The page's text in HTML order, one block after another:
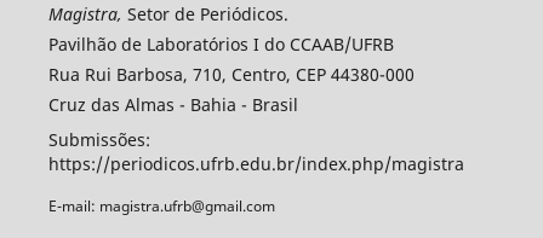
Magistra, Setor de Periódicos.
Pavilhão de Laboratórios I do CCAAB/UFRB
Rua Rui Barbosa, 710, Centro, CEP 44380-000
Cruz das Almas - Bahia - Brasil
Submissões:
https://periodicos.ufrb.edu.br/index.php/magistra
E-mail: magistra.ufrb@gmail.com